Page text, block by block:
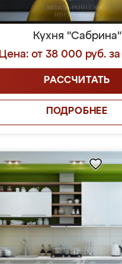
Кухня "Сабрина"
Цена: от 38 000 руб.
РАССЧИТАТЬ
ПОДРОБНЕЕ